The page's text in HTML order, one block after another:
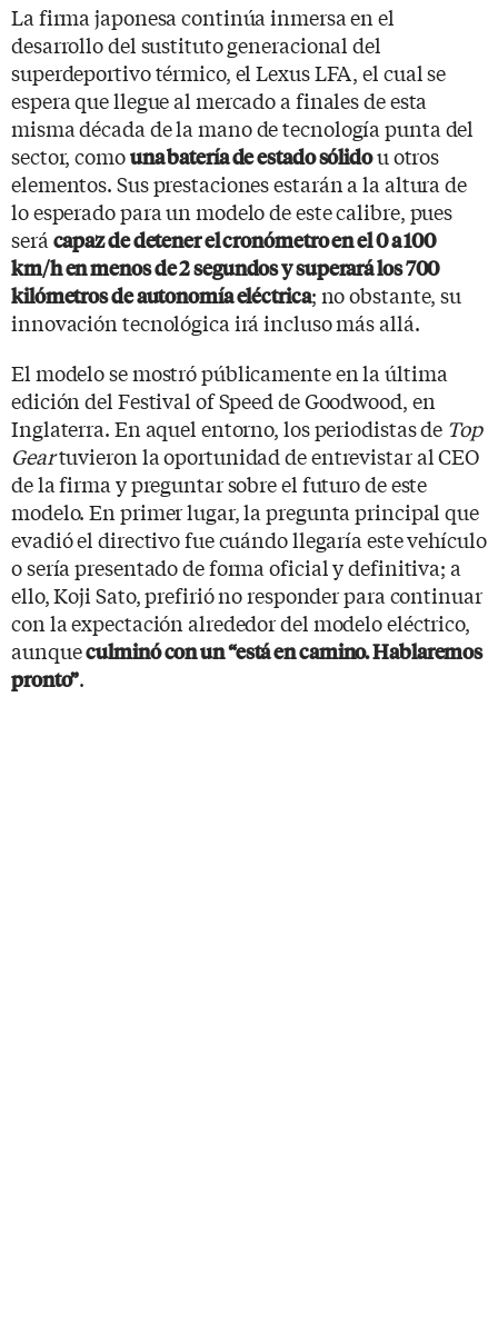
La firma japonesa continúa inmersa en el
desarrollo del sustituto generacional del
superdeportivo térmico, el Lexus LFA, el cual se
espera que llegue al mercado a finales de esta
misma década de la mano de tecnología punta del
sector, comouna batería de estado sólidou otros
elementos. Sus prestaciones estarán a la altura de
lo esperado para un modelo de este calibre, pues
será capaz de detener el cronómetro en el 0 a 100
km/h en menos de 2 segundos y superará los 700
kilómetros de autonomía eléctrica; no obstante, su
innovación tecnológica irá incluso más allá.
El modelo se mostró públicamente en la última
edición del Festival of Speed de Goodwood, en
Inglaterra. En aquel entorno, los periodistas de Top
Geartuvieron la oportunidad de entrevistar al CEO
de la firma y preguntar sobre el futuro de este
modelo. En primer lugar, la pregunta principal que
evadió el directivo fue cuándo llegaría este vehículo
o sería presentado de forma oficial y definitiva; a
ello, Koji Sato, prefirió no responder para continuar
con la expectación alrededor del modelo eléctrico,
aunqueculminó con un “está en camino. Hablaremos
pronto”.